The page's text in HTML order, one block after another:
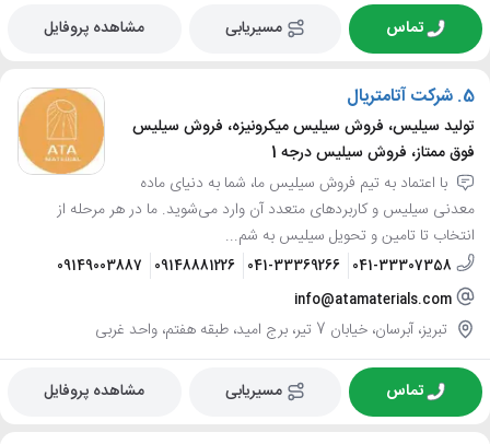
تماس مسیریابی مشاهده پروفایل
5. شرکت آتامتریال
تولید سیلیس، فروش سیلیس میکرونیزه، فروش سیلیس
فوق ممتاز، فروش سیلیس درجه 1
با اعتماد به تیم فروش سیلیس ما، شما به دنیای ماده
معدنی سیلیس و کاربردهای متعدد آن وارد می‌شوید. ما در هر مرحله از
انتخاب تا تامین و تحویل سیلیس به شم...
041-33307358
041-33369266
09148881226
09149003887
info@atamaterials.com
تبریز، آبرسان، خیابان 7 تیر، برج امید، طبقه هفتم، واحد غربی
تماس مسیریابی مشاهده پروفایل